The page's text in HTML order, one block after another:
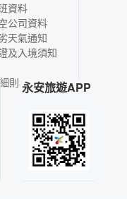
資料
公司資料
天氣通知
及入境須知
則 永安旅遊APP